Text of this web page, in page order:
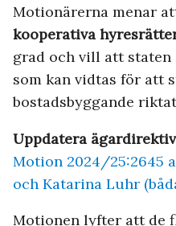
Motionärerna menar
kooperativa
grad och vill att
som kan vidtas för att
bostadsbyggande
Uppdatera
Motion 2024/25:2645
och Katarina Luhr
Motionen lyfter att de